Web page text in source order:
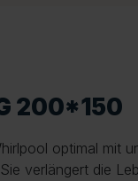
200*150
optimal mit
verlängert die